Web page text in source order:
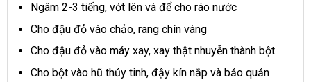
Ngâm 2-3 tiếng, vớt lên và để cho ráo nước
Cho đậu đỏ vào chảo, rang chín vàng
Cho đậu đỏ vào máy xay, xay thật nhuyễn thành bột
Cho bột vào hũ thủy tinh, đậy kín nắp và bảo quản